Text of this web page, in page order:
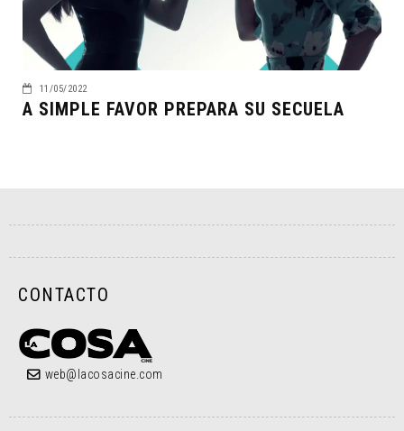
11/05/2022
A SIMPLE FAVOR PREPARA SU SECUELA
CONTACTO
web@lacosacine.com